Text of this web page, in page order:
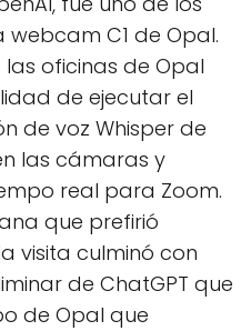
webcam C1 de Opal.
las oficinas de Opal
de ejecutar el
de voz Whisper de
las cámaras y
real para Zoom.
que prefirió
visita culminó con
de ChatGPT que
de Opal que